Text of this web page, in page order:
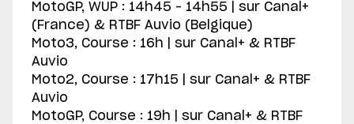
MotoGP, WUP : 14h45 – 14h55 | sur Canal+
(France) & RTBF Auvio (Belgique)
Moto3, Course : 16h | sur Canal+ & RTBF
Auvio
Moto2, Course : 17h15 | sur Canal+ & RTBF
Auvio
MotoGP, Course : 19h | sur Canal+ & RTBF